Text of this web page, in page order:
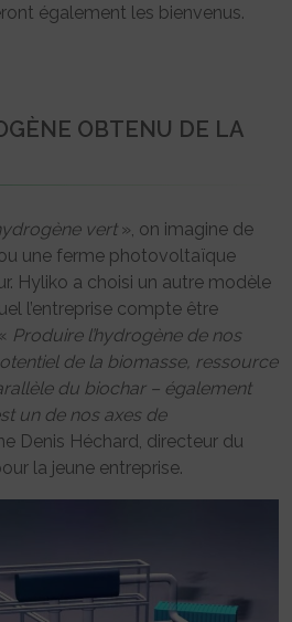
également les bienvenus.
OBTENU DE LA
vert », on imagine de
une ferme photovoltaïque
Hyliko a choisi un autre modèle
l’entreprise compte être
Produire l’hydrogène de nos
de la biomasse, ressource
du biochar – également
un de nos axes de
Denis Héchard, directeur du
la jeune entreprise.